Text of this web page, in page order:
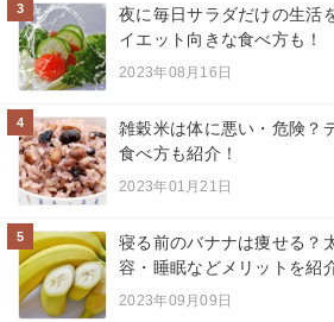
3
夜に毎日サラダだけの生活
イエット向きな食べ方も！
2023年08月16日
4
雑穀米は体に悪い・危険？
食べ方も紹介！
2023年01月21日
5
寝る前のバナナは痩せる？
容・睡眠などメリットを紹
2023年09月09日